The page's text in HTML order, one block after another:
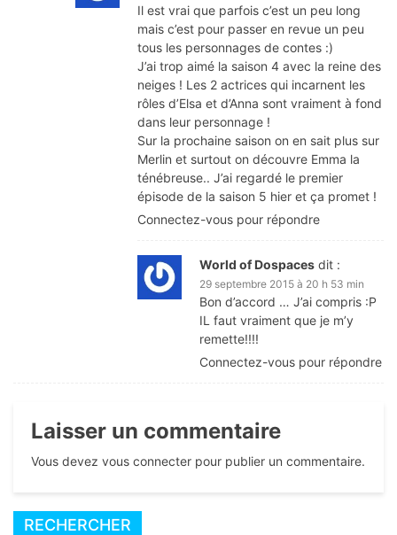
Il est vrai que parfois c’est un peu long
mais c’est pour passer en revue un peu
tous les personnages de contes :)
J’ai trop aimé la saison 4 avec la reine des
neiges ! Les 2 actrices qui incarnent les
rôles d’Elsa et d’Anna sont vraiment à fond
dans leur personnage !
Sur la prochaine saison on en sait plus sur
Merlin et surtout on découvre Emma la
ténébreuse.. J’ai regardé le premier
épisode de la saison 5 hier et ça promet !
Connectez-vous pour répondre
World of Dospaces dit :
29 septembre 2015 à 20 h 53 min
Bon d’accord … J’ai compris :P
IL faut vraiment que je m’y
remette!!!!
Connectez-vous pour répondre
Laisser un commentaire
Vous devez vous connecter pour publier un commentaire.
RECHERCHER